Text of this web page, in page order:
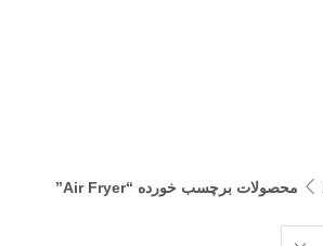
محصولات برچسب خورده “Air Fryer”